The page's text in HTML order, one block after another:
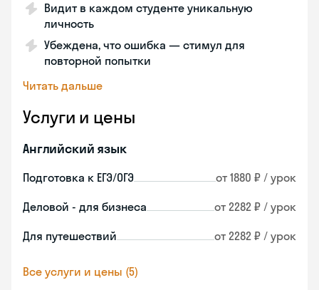
Видит в каждом студенте уникальную
личность
Убеждена, что ошибка — стимул для
повторной попытки
Читать дальше
Услуги и цены
Английский язык
Подготовка к ЕГЭ/ОГЭ от 1880 ₽ / урок
Деловой - для бизнеса от 2282 ₽ / урок
Для путешествий от 2282 ₽ / урок
Все услуги и цены (5)